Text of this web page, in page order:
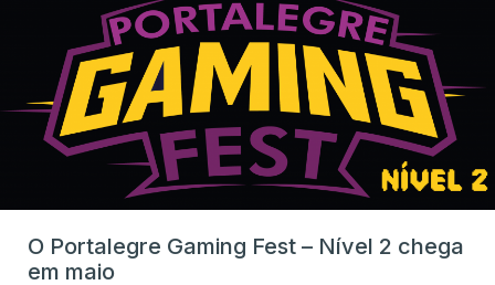
O Portalegre Gaming Fest – Nível 2 chega
em maio